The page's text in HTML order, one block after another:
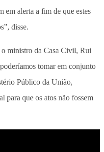
em alerta a fim de que estes
disse.
ministro da Casa Civil, Rui
tomar em conjunto
Público da União,
para que os atos não fossem